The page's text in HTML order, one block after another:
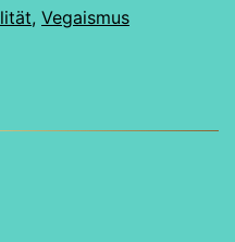
–
alles
, Vegaismus